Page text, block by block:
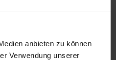
anbieten zu können
Verwendung unserer